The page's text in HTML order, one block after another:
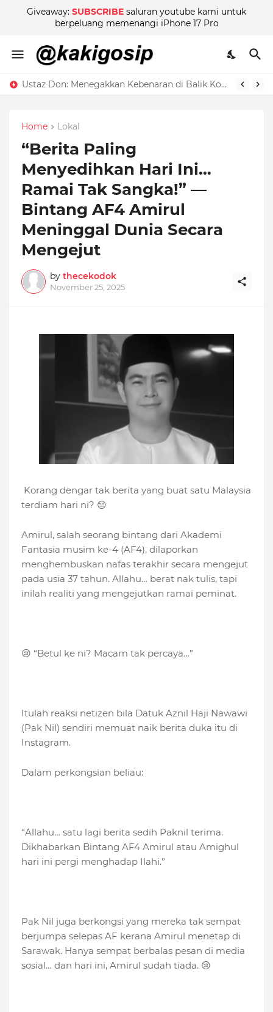
Giveaway: SUBSCRIBE saluran youtube kami untuk
berpeluang memenangi iPhone 17 Pro
Ustaz Don: Menegakkan Kebenaran di Balik Kontroversi
Home Lokal
“Berita Paling
Menyedihkan Hari Ini…
Ramai Tak Sangka!” —
Bintang AF4 Amirul
Meninggal Dunia Secara
Mengejut
by thecekodok
November 25, 2025
Korang dengar tak berita yang buat satu Malaysia
terdiam hari ni? 😔
Amirul, salah seorang bintang dari Akademi
Fantasia musim ke-4 (AF4), dilaporkan
menghembuskan nafas terakhir secara mengejut
pada usia 37 tahun. Allahu… berat nak tulis, tapi
inilah realiti yang mengejutkan ramai peminat.
😢 “Betul ke ni? Macam tak percaya…”
Itulah reaksi netizen bila Datuk Aznil Haji Nawawi
(Pak Nil) sendiri memuat naik berita duka itu di
Instagram.
Dalam perkongsian beliau:
“Allahu… satu lagi berita sedih Paknil terima.
Dikhabarkan Bintang AF4 Amirul atau Amighul
hari ini pergi menghadap Ilahi.”
Pak Nil juga berkongsi yang mereka tak sempat
berjumpa selepas AF kerana Amirul menetap di
Sarawak. Hanya sempat berbalas pesan di media
sosial… dan hari ini, Amirul sudah tiada. 😢